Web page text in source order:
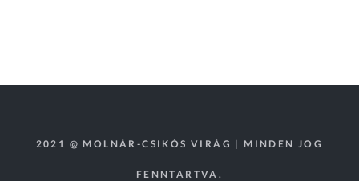
2021 @ MOLNÁR-CSIKÓS VIRÁG | MINDEN JOG
FENNTARTVA.